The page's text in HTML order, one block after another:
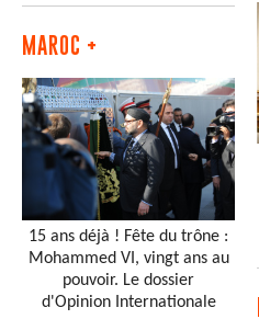
MAROC +
15 ans déjà ! Fête du trône :
Mohammed VI, vingt ans au
pouvoir. Le dossier
d'Opinion Internationale